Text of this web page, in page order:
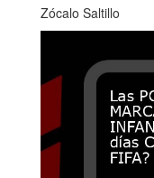
Zócalo Saltillo